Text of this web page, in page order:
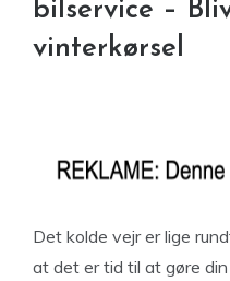
bilservice –
vinterkørsel
Det kolde vejr er lige
at det er tid til at gøre